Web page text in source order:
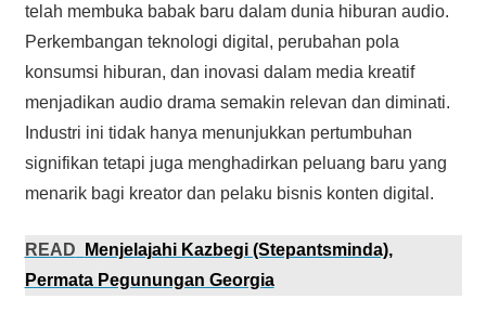
telah membuka babak baru dalam dunia hiburan audio.
Perkembangan teknologi digital, perubahan pola
konsumsi hiburan, dan inovasi dalam media kreatif
menjadikan audio drama semakin relevan dan diminati.
Industri ini tidak hanya menunjukkan pertumbuhan
signifikan tetapi juga menghadirkan peluang baru yang
menarik bagi kreator dan pelaku bisnis konten digital.
READ
Menjelajahi Kazbegi (Stepantsminda),
Permata Pegunungan Georgia